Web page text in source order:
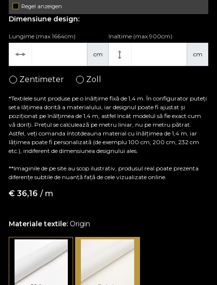
Regel anzeigen
Materiale textile: Origin
Dimensiune design:
cm
Lungime (max 1664cm)
cm
Inaltime (max 900cm)
Zentimeter Zoll
*Textilele sunt produse pe o înălțime fixă de 1,4 m. În configurator puteți
seta lățimea dorită a materialului, iar designul poate fi ajustat și
poziționat pe înălțimea de 1,4 m, astfel încât modelul să fie exact cum
vă doriți. Prețul se calculează pe metru liniar, nu pe metru pătrat.
Astfel, veți comanda întotdeauna material cu înălțimea de 1,4 m, iar
lățimea poate fi personalizată (de exemplu 100 cm, 200 cm, 232 cm
etc.), indiferent de dimensiunea designului ales.
**Imaginile de pe site au scop ilustrativ, produsul real poate prezenta
diferențe subtile de nuanță față de cele vizualizate online.
€ 36,16 / m